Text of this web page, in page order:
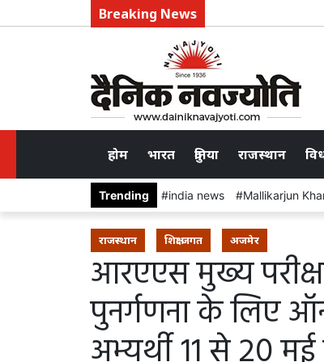
Breaking News
होम भारत दुनिया राजस्थान
Trending india news Mallikarjun
राजस्थान शिक्षा जगत अजमेर
आरएएस मुख्य
पुनर्गणना के लिए